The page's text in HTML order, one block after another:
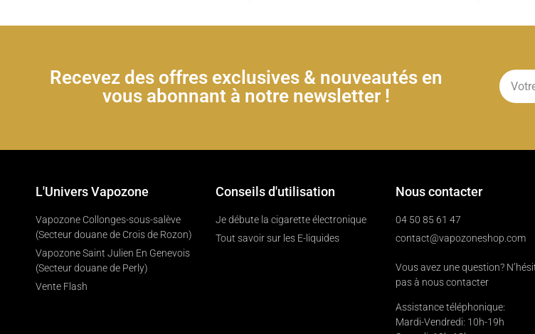
Recevez des offres exclusives & nouveautés en
vous abonnant à notre newsletter !
L'Univers Vapozone
Vapozone Collonges-sous-salève
(Secteur douane de Crois de Rozon)
Vapozone Saint Julien En Genevois
(Secteur douane de Perly)
Vente Flash
Conseils d'utilisation
Je débute la cigarette électronique
Tout savoir sur les E-liquides
Nous contacter
04 50 85 61 47
contact@vapozoneshop.com
Vous avez une question?
pas à nous contacter
Assistance téléphonique:
Mardi-Vendredi: 10h-19h